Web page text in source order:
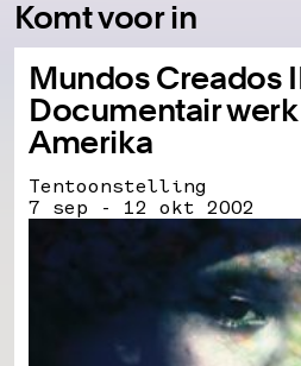
Komt voor in
Mundos Creados
Documentair
Amerika
Tentoonstelling
7 sep - 12 okt 2002